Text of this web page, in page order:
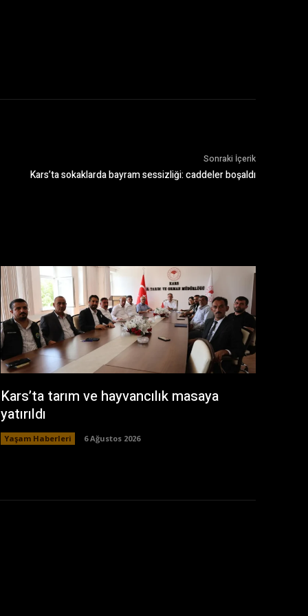
Sonraki İçerik
Kars’ta sokaklarda bayram sessizliği: caddeler boşaldı
Kars’ta tarım ve hayvancılık masaya
yatırıldı
Yaşam Haberleri 6 Ağustos 2026